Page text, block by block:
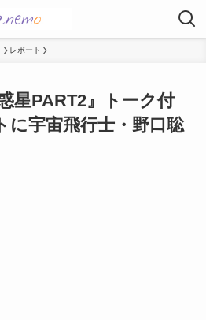
レポート
星PART2』トーク付
に宇宙飛行士・野口聡